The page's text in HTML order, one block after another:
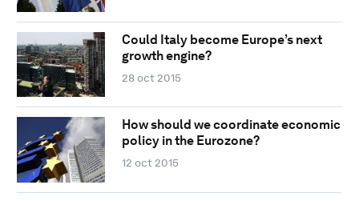
Could Italy become Europe’s next
growth engine?
28 oct 2015
How should we coordinate economic
policy in the Eurozone?
12 oct 2015